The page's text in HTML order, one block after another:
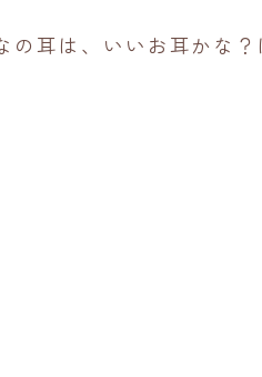
耳は、いいお耳かな